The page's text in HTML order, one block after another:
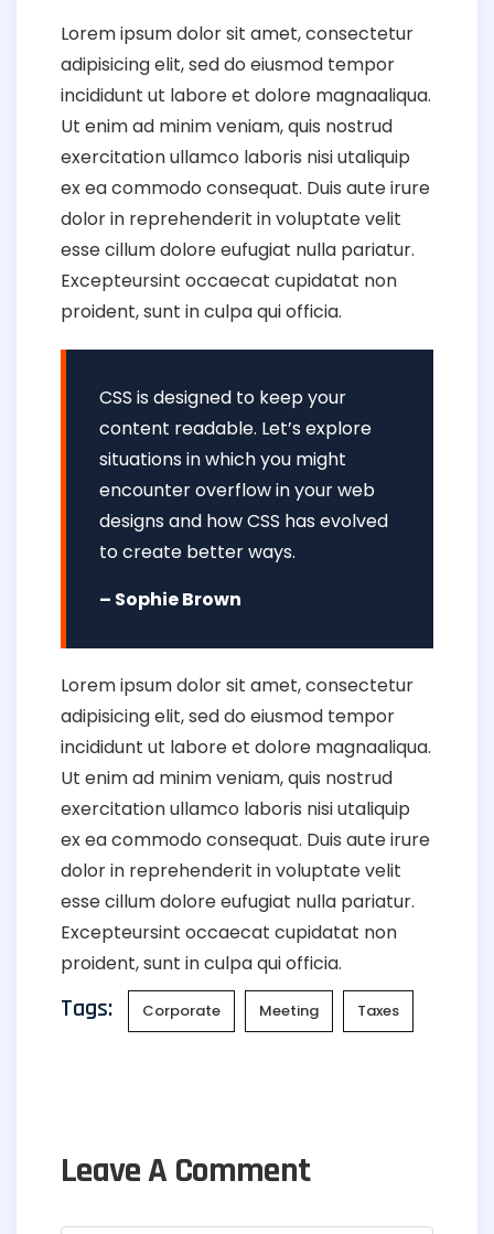
Lorem ipsum dolor sit amet, consectetur
adipisicing elit, sed do eiusmod tempor
incididunt ut labore et dolore magnaaliqua.
Ut enim ad minim veniam, quis nostrud
exercitation ullamco laboris nisi utaliquip
ex ea commodo consequat. Duis aute irure
dolor in reprehenderit in voluptate velit
esse cillum dolore eufugiat nulla pariatur.
Excepteursint occaecat cupidatat non
proident, sunt in culpa qui officia.
CSS is designed to keep your
content readable. Let’s explore
situations in which you might
encounter overflow in your web
designs and how CSS has evolved
to create better ways.
– Sophie Brown
Lorem ipsum dolor sit amet, consectetur
adipisicing elit, sed do eiusmod tempor
incididunt ut labore et dolore magnaaliqua.
Ut enim ad minim veniam, quis nostrud
exercitation ullamco laboris nisi utaliquip
ex ea commodo consequat. Duis aute irure
dolor in reprehenderit in voluptate velit
esse cillum dolore eufugiat nulla pariatur.
Excepteursint occaecat cupidatat non
proident, sunt in culpa qui officia.
Tags: Corporate Meeting Taxes
Leave A Comment